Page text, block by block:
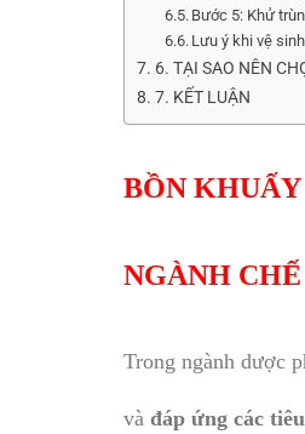
Bước 5: Khử
Lưu ý khi vệ
6. TẠI SAO NÊN
7. KẾT LUẬN
BỒN
NGÀNH
Trong ngành dược
và đáp ứng các